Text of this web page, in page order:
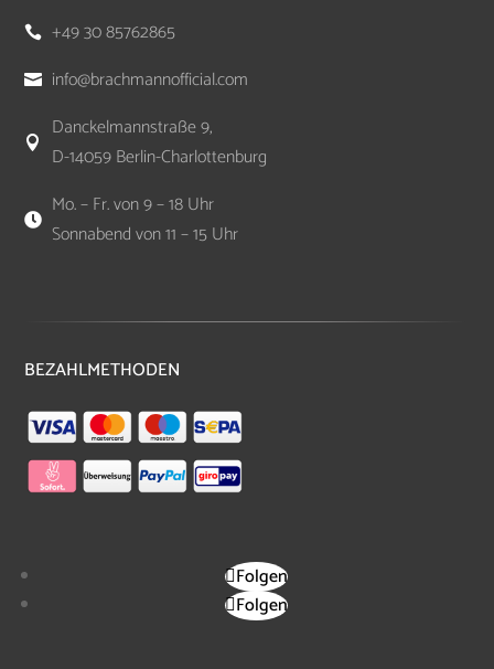
 +49 30 85762865
 info@brachmannofficial.com

Danckelmannstraße 9,
D-14059 Berlin-Charlottenburg

Mo. – Fr. von 9 – 18 Uhr
Sonnabend von 11 – 15 Uhr
BEZAHLMETHODEN
Folgen
Folgen